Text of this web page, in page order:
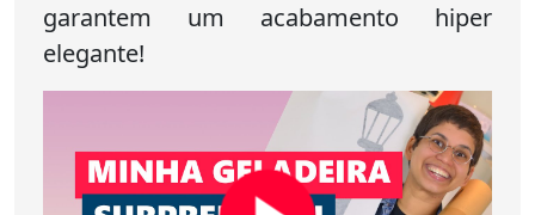
garantem um acabamento hiper
elegante!